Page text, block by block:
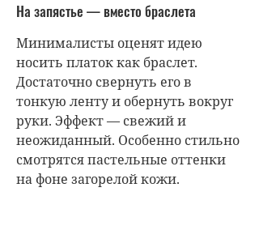
На запястье — вместо браслета
Минималисты оценят идею
носить платок как браслет.
Достаточно свернуть его в
тонкую ленту и обернуть вокруг
руки. Эффект — свежий и
неожиданный. Особенно стильно
смотрятся пастельные оттенки
на фоне загорелой кожи.